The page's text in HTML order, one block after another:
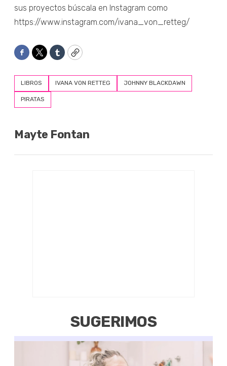
sus proyectos búscala en Instagram como
https://www.instagram.com/ivana_von_retteg/
Facebook
TwitterTumblrCopy
LIBROS IVANA VON RETTEG JOHNNY BLACKDAWN
PIRATAS
Mayte Fontan
SUGERIMOS